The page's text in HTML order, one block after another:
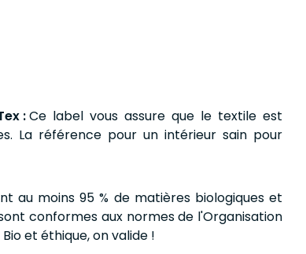
:Ce label vous assure que le textile est
La référence pour un intérieur sain pour
au moins 95 % de matières biologiques et
conformes aux normes de l'Organisation
et éthique, on valide !